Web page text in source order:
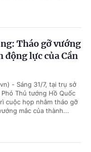
Tháo gỡ vướng
động lực của Cần
- Sáng 31/7, tại trụ sở
Thủ tướng Hồ Quốc
cuộc họp nhằm tháo gỡ
mắc của thành...